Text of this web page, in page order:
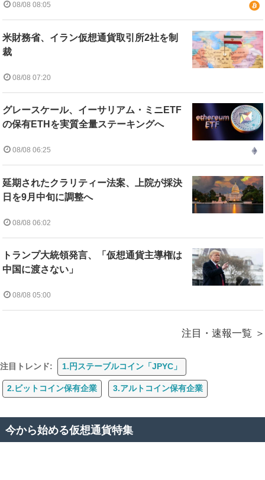
08/08 08:05
米財務省、イラン仮想通貨取引所2社を制
裁
08/08 07:20
グレースケール、イーサリアム・ミニETF
の保有ETHを実質全量ステーキングへ
08/08 06:25
延期されたクラリティー法案、上院が採決
日を9月中旬に調整へ
08/08 06:02
トランプ大統領発言、「仮想通貨主導権は
中国に渡さない」
08/08 05:00
注目・速報一覧
注目トレンド: 1.円ステーブルコイン「JPYC」
2.ビットコイン保有企業 3.アルトコイン保有企業
今から始める仮想通貨特集